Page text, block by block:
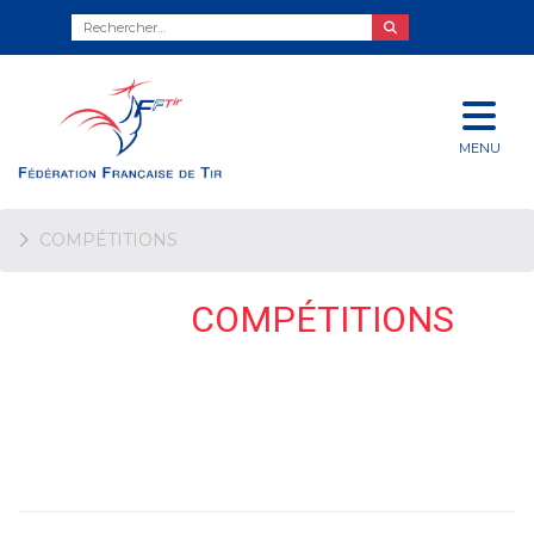
MENU
COMPÉTITIONS
COMPÉTITIONS